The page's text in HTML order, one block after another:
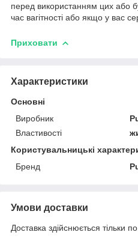
перед використанням цих або
час вагітності або якщо у вас
Приховати
Характеристики
Основні
Виробник
Властивості
Користувальницькі
Бренд
Умови доставки
Доставка здійснюється тільки